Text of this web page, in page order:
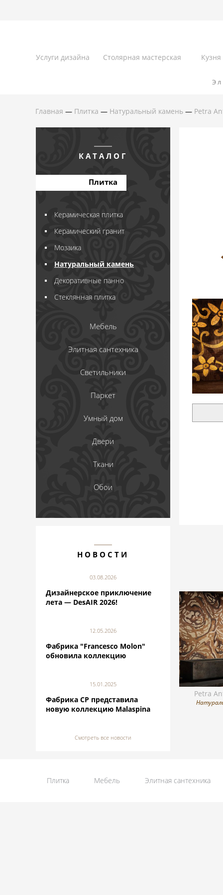
Услуги дизайна Столярная мастерская Кузня
Главная — Плитка — Натуральный камень — Petra
Petra
КАТАЛОГ
Плитка
Керамическая плитка
Керамический гранит
Мозаика
Натуральный камень
Декоративные панно
Стеклянная плитка
Мебель
Элитная сантехника
Светильники
Паркет
Умный дом
Двери
Ткани
Обои
НОВОСТИ
03.08.2026
Дизайнерское приключение
лета — DesAIR 2026!
12.05.2026
Фабрика "Francesco Molon"
обновила коллекцию
15.01.2025
Фабрика CP представила
новую коллекцию Malaspina
Смотреть все новости
Плитка Мебель Элитная сантехника